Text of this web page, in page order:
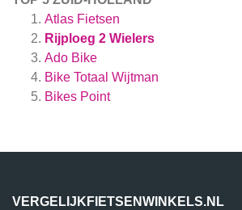
Atlas Fietsen
Rijploeg 2 Wielers
Ado Bike
Bike Totaal Wijtman
Bikes Point
VERGELIJKFIETSENWINKELS.NL